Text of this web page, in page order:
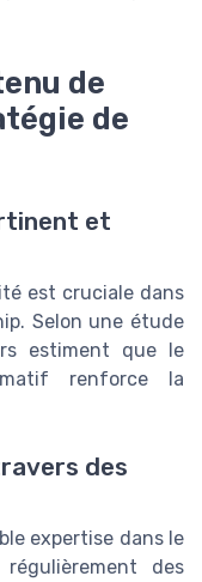
de
de
et
est cruciale dans
Selon une étude
estiment que le
renforce la
des
expertise dans le
des